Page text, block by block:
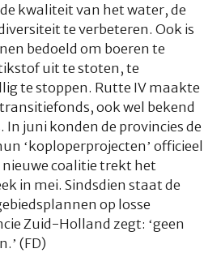
kwaliteit van het water, de
te verbeteren. Ook is
bedoeld om boeren te
uit te stoten, te
te stoppen. Rutte IV maakte
ook wel bekend
juni konden de provincies de
‘koploperprojecten’ officieel
coalitie trekt het
in mei. Sindsdien staat de
op losse
Zuid-Holland zegt: ‘geen
(FD)